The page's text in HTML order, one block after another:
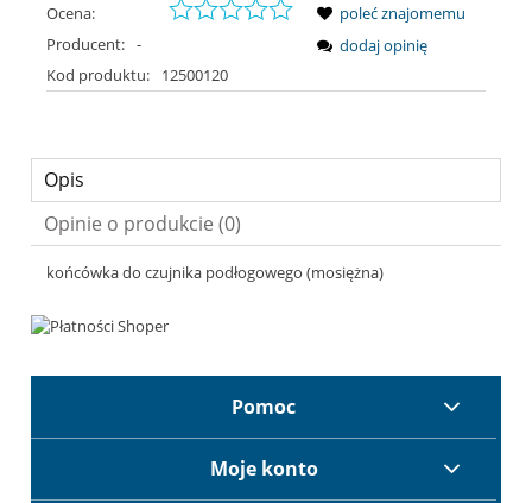
Ocena:
Producent: -
Kod produktu:
12500120
poleć znajomemu
dodaj opinię
Opis
Opinie o produkcie (0)
końcówka do czujnika podłogowego (mosiężna)
Pomoc
Moje konto